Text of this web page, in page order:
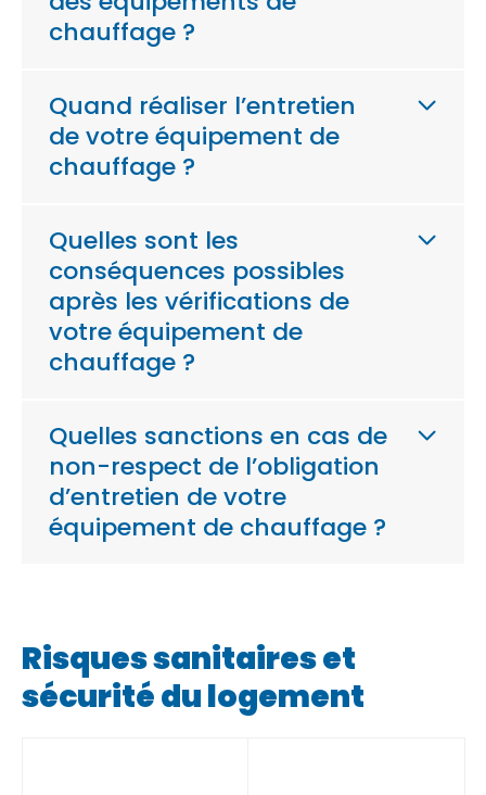
chauffage ?
Quand réaliser l’entretien
de votre équipement de
chauffage ?
Quelles sont les
conséquences possibles
après les vérifications de
votre équipement de
chauffage ?
Quelles sanctions en cas de
non-respect de l’obligation
d’entretien de votre
équipement de chauffage ?
Risques sanitaires et
sécurité du logement